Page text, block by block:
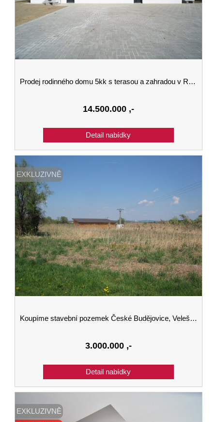
Prodej rodinného domu 5kk s terasou a zahradou v Roudném u Českých Budějovic
14.500.000 ,-
EXKLUZIVNĚ
Koupíme stavební pozemek České Budějovice, Velešín, Český Krumlov
3.000.000 ,-
EXKLUZIVNĚ